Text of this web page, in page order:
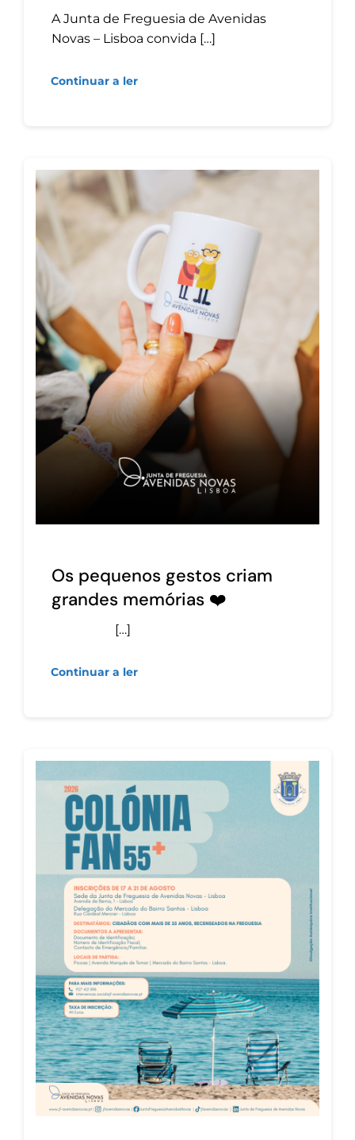
A Junta de Freguesia de Avenidas
Novas – Lisboa convida […]
Continuar a ler
Os pequenos gestos criam
grandes memórias ❤️
[…]
Continuar a ler